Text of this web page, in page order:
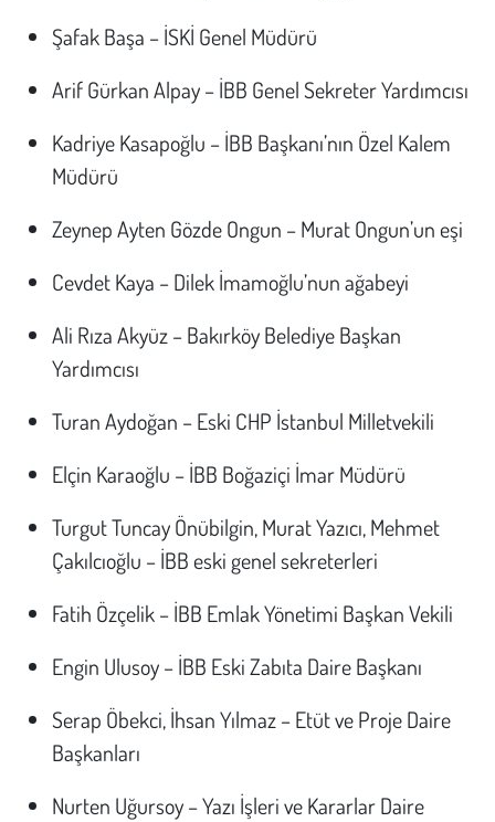
Şafak Başa – İSKİ Genel Müdürü
Arif Gürkan Alpay – İBB Genel Sekreter Yardımcısı
Kadriye Kasapoğlu – İBB Başkanı’nın Özel Kalem
Müdürü
Zeynep Ayten Gözde Ongun – Murat Ongun’un eşi
Cevdet Kaya – Dilek İmamoğlu’nun ağabeyi
Ali Rıza Akyüz – Bakırköy Belediye Başkan
Yardımcısı
Turan Aydoğan – Eski CHP İstanbul Milletvekili
Elçin Karaoğlu – İBB Boğaziçi İmar Müdürü
Turgut Tuncay Önübilgin, Murat Yazıcı, Mehmet
Çakılcıoğlu – İBB eski genel sekreterleri
Fatih Özçelik – İBB Emlak Yönetimi Başkan Vekili
Engin Ulusoy – İBB Eski Zabıta Daire Başkanı
Serap Öbekci, İhsan Yılmaz – Etüt ve Proje Daire
Başkanları
Nurten Uğursoy – Yazı İşleri ve Kararlar Daire